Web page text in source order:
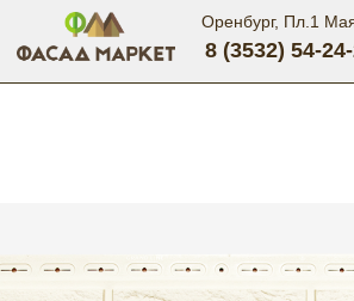
Меню
Оренбург, Пл.1 Мая, 4
8 (3532) 54-24-29